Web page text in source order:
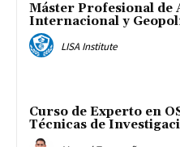
Máster Profesional de
Internacional y
LISA Institute
Curso de Experto en
Técnicas de